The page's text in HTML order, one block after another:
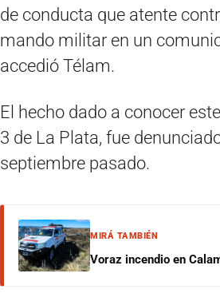
de conducta que atente
mando militar en un
accedió Télam.
El hecho dado a conocer
3 de La Plata, fue
septiembre pasado.
MIRÁ TAMBIÉN
Voraz incendio en